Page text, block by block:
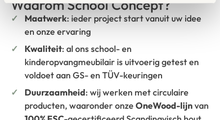
Waarom School Concept?
Maatwerk: ieder project start vanuit uw idee
en onze ervaring
Kwaliteit: al ons school- en
kinderopvangmeubilair is uitvoerig getest en
voldoet aan GS- en TÜV-keuringen
Duurzaamheid: wij werken met circulaire
producten, waaronder onzeOneWood-lijnvan